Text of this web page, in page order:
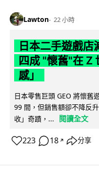
Lawton 22 小時
日本二手遊戲
四成 "懷舊"在 Z
感」
日本零售巨頭 GEO 將懷舊
99 間，但銷售額卻不降反
收」奇蹟，...
閱讀全文
223 18 ↗ 分享